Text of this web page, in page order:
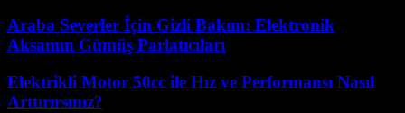
Araba Severler İçin Gizli Bakım: Elektronik
Aksamın Gümüş Parlatıcıları
Elektrikli Motor 50cc ile Hız ve Performansı Nasıl
Arttırırsınız?